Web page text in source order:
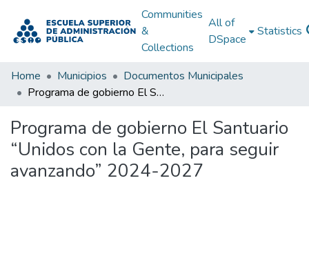
Communities
&
Collections
All of
DSpace
Statistics
Home Municipios
Documentos Municipales
Programa de gobierno El Santuario “Unidos con la Gente, para seguir avanzando” 2024-2027
Programa de gobierno El Santuario
“Unidos con la Gente, para seguir
avanzando” 2024-2027